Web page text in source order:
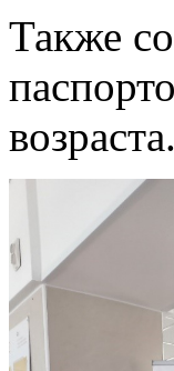
Также
возраста.